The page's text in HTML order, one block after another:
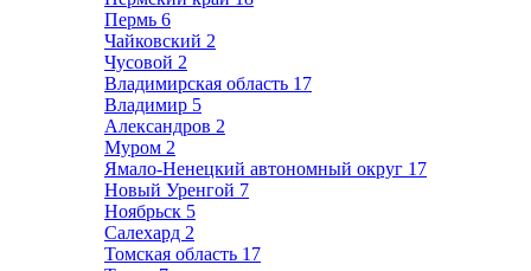
Пермь 6
Чайковский 2
Чусовой 2
Владимирская область 17
Владимир 5
Александров 2
Муром 2
Ямало-Ненецкий автономный округ 17
Новый Уренгой 7
Ноябрьск 5
Салехард 2
Томская область 17